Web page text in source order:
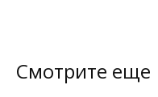
Смотрите еще